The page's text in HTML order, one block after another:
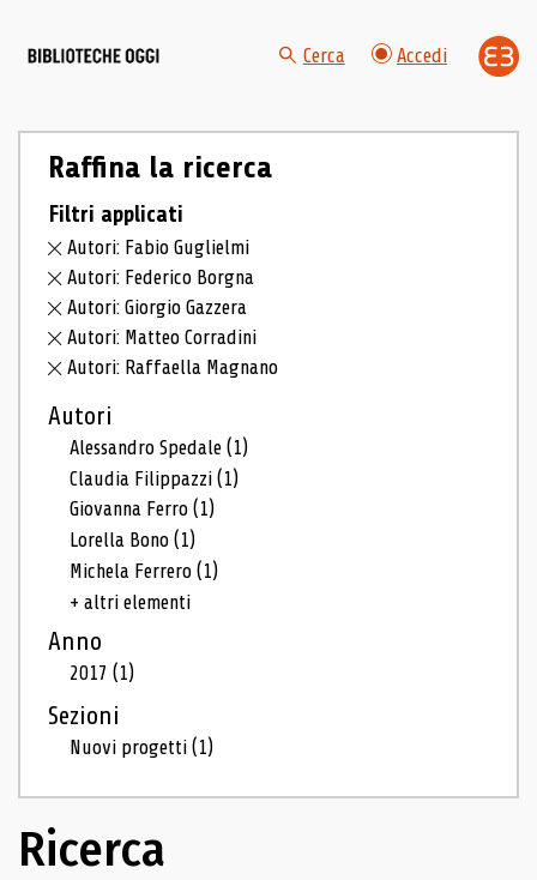
Cerca Accedi
Raffina la ricerca
Filtri applicati
Autori: Fabio Guglielmi
Autori: Federico Borgna
Autori: Giorgio Gazzera
Autori: Matteo Corradini
Autori: Raffaella Magnano
Autori
Alessandro Spedale(1)
Claudia Filippazzi(1)
Giovanna Ferro(1)
Lorella Bono(1)
Michela Ferrero(1)
+ altri elementi
Anno
2017(1)
Sezioni
Nuovi progetti(1)
Ricerca